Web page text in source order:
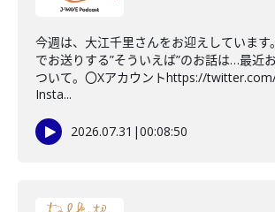
今週は、大江千里さんをお迎えしていま
でお送りする”そういえば”のお話は…最近
ついて。〇Xアカウントhttps://
Insta...
2026.07.31 |00:08:50